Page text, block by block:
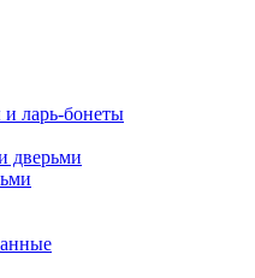
ларь-бонеты
дверьми